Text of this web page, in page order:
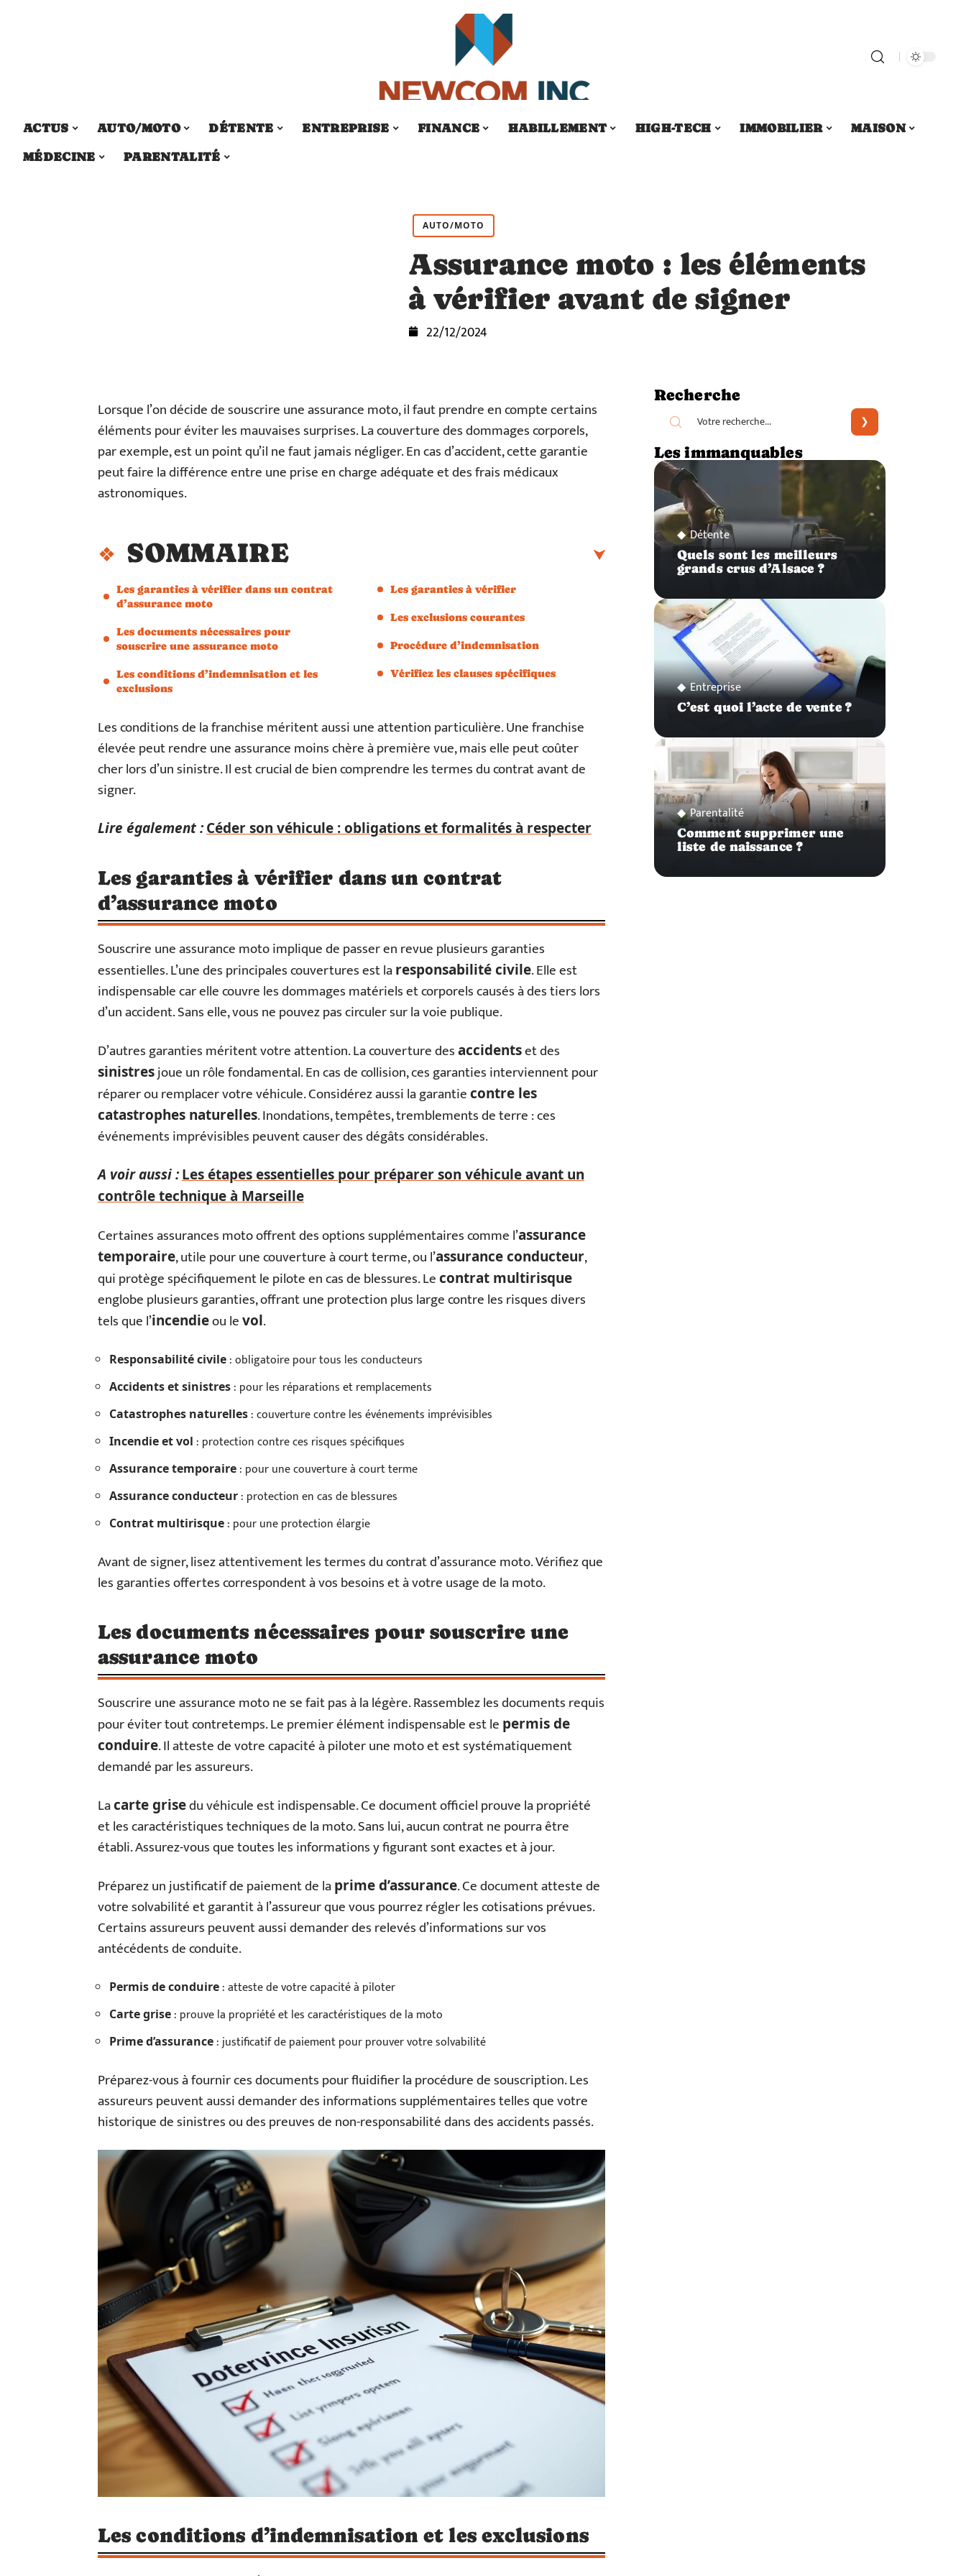
ACTUS AUTO/MOTO DÉTENTE ENTREPRISE FINANCE HABILLEMENT HIGH-TECH IMMOBILIER
MAISON
MÉDECINE
PARENTALITÉ
AUTO/MOTO
Assurance moto : les éléments
à vérifier avant de signer
22/12/2024
Lorsque l’on décide de souscrire une assurance moto, il faut prendre en compte certains
éléments pour éviter les mauvaises surprises. La couverture des dommages corporels,
par exemple, est un point qu’il ne faut jamais négliger. En cas d’accident, cette garantie
peut faire la différence entre une prise en charge adéquate et des frais médicaux
astronomiques.
SOMMAIRE
Les garanties à vérifier dans un contrat
d’assurance moto
Les documents nécessaires pour
souscrire une assurance moto
Les conditions d’indemnisation et les
exclusions
Les garanties à vérifier
Les exclusions courantes
Procédure d’indemnisation
Vérifiez les clauses spécifiques
Les conditions de la franchise méritent aussi une attention particulière. Une franchise
élevée peut rendre une assurance moins chère à première vue, mais elle peut coûter
cher lors d’un sinistre. Il est crucial de bien comprendre les termes du contrat avant de
signer.
Lire également :Céder son véhicule : obligations et formalités à respecter
Les garanties à vérifier dans un contrat
d’assurance moto
Souscrire une assurance moto implique de passer en revue plusieurs garanties
essentielles. L’une des principales couvertures est laresponsabilité civile. Elle est
indispensable car elle couvre les dommages matériels et corporels causés à des tiers lors
d’un accident. Sans elle, vous ne pouvez pas circuler sur la voie publique.
D’autres garanties méritent votre attention. La couverture desaccidentset des
sinistresjoue un rôle fondamental. En cas de collision, ces garanties interviennent pour
réparer ou remplacer votre véhicule. Considérez aussi la garantiecontre les
catastrophes naturelles. Inondations, tempêtes, tremblements de terre : ces
événements imprévisibles peuvent causer des dégâts considérables.
A voir aussi :Les étapes essentielles pour préparer son véhicule avant un
contrôle technique à Marseille
Certaines assurances moto offrent des options supplémentaires comme l’assurance
temporaire, utile pour une couverture à court terme, ou l’assurance conducteur,
qui protège spécifiquement le pilote en cas de blessures. Lecontrat multirisque
englobe plusieurs garanties, offrant une protection plus large contre les risques divers
tels que l’incendieou levol.
Responsabilité civile : obligatoire pour tous les conducteurs
Accidents et sinistres : pour les réparations et remplacements
Catastrophes naturelles : couverture contre les événements imprévisibles
Incendie et vol : protection contre ces risques spécifiques
Assurance temporaire : pour une couverture à court terme
Assurance conducteur : protection en cas de blessures
Contrat multirisque : pour une protection élargie
Avant de signer, lisez attentivement les termes du contrat d’assurance moto. Vérifiez que
les garanties offertes correspondent à vos besoins et à votre usage de la moto.
Les documents nécessaires pour souscrire une
assurance moto
Souscrire une assurance moto ne se fait pas à la légère. Rassemblez les documents requis
pour éviter tout contretemps. Le premier élément indispensable est le permis de
conduire. Il atteste de votre capacité à piloter une moto et est systématiquement
demandé par les assureurs.
Lacarte grisedu véhicule est indispensable. Ce document officiel prouve la propriété
et les caractéristiques techniques de la moto. Sans lui, aucun contrat ne pourra être
établi. Assurez-vous que toutes les informations y figurant sont exactes et à jour.
Préparez un justificatif de paiement de laprime d’assurance. Ce document atteste de
votre solvabilité et garantit à l’assureur que vous pourrez régler les cotisations prévues.
Certains assureurs peuvent aussi demander des relevés d’informations sur vos
antécédents de conduite.
Permis de conduire : atteste de votre capacité à piloter
Carte grise : prouve la propriété et les caractéristiques de la moto
Prime d’assurance : justificatif de paiement pour prouver votre solvabilité
Préparez-vous à fournir ces documents pour fluidifier la procédure de souscription. Les
assureurs peuvent aussi demander des informations supplémentaires telles que votre
historique de sinistres ou des preuves de non-responsabilité dans des accidents passés.
Les conditions d’indemnisation et les exclusions
Recherche
Les immanquables
Détente
Quels sont les meilleurs
grands crus d’Alsace ?
Entreprise
C’est quoi l’acte de vente ?
Parentalité
Comment supprimer une
liste de naissance ?